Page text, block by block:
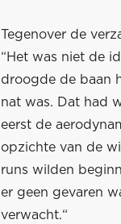
Tegenover de
“Het was niet de
droogde de baan
nat was. Dat had
eerst de
opzichte van de
runs wilden
er geen gevaren
verwacht.“